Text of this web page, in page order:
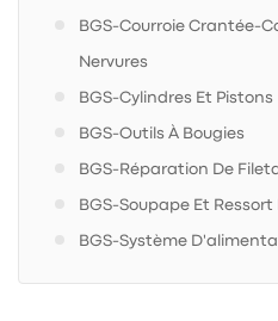
BGS-Courroie Crantée-
Nervures
BGS-Cylindres Et Pistons
BGS-Outils À Bougies
BGS-Réparation De
BGS-Soupape Et Ressort
BGS-Système